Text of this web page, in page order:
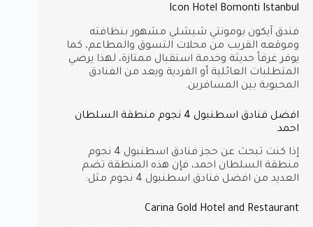
Icon Hotel Bomonti Istanbul
فندق آيكون بومونتي شيشلي مشهور بنظافته
وموقعه القريب من محلات التسوق والمطاعم، كما
يوفر غرفاً حديثة وخدمة استقبال ممتازة، لهذا يرضي
المتطلبات العائلية أو الفردية ويعد من الفنادق
المحبوبة بين المسافرين.
افضل فنادق اسطنبول 4 نجوم منطقة السلطان
احمد
إذا كنت تبحث عن حجز فنادق اسطنبول 4 نجوم
منطقة السلطان احمد، فإن هذه المنطقة تضم
العديد من افضل فنادق اسطنبول 4 نجوم مثل:
Carina Gold Hotel and Restaurant